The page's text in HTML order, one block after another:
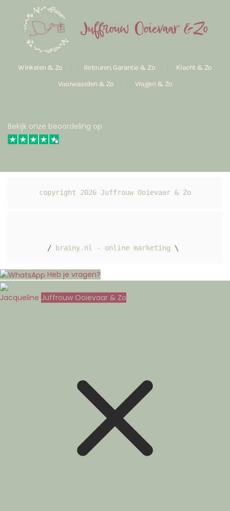
Winkelen & Zo Retouren, Garantie & Zo
Klacht & Zo
Voorwaarden & Zo
Vragen & Zo
Bekijk onze beoordeling op
copyright 2026 Juffrouw Ooievaar & Zo
/ brainy.nl - online marketing \
Heb je vragen?
Jacqueline Juffrouw Ooievaar & Zo